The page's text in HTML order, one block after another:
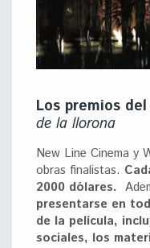
Los premios
de la llorona
New Line Cinema y
obras finalistas.
2000 dólares.
presentarse en
de la película,
sociales, los